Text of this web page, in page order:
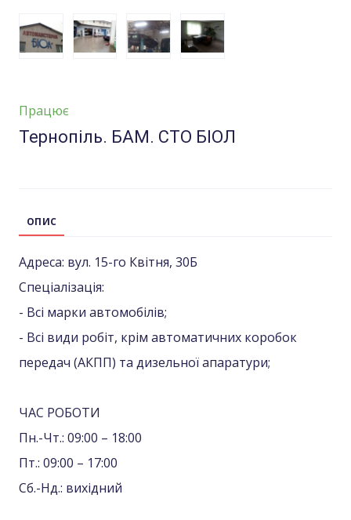
Працює
Тернопіль. БАМ. СТО БІОЛ
ОПИС
Адреса: вул. 15-го Квітня, 30Б
Спеціалізація:
- Всі марки автомобілів;
- Всі види робіт, крім автоматичних коробок
передач (АКПП) та дизельної апаратури;
ЧАС РОБОТИ
Пн.-Чт.: 09:00 – 18:00
Пт.: 09:00 – 17:00
Сб.-Нд.: вихідний